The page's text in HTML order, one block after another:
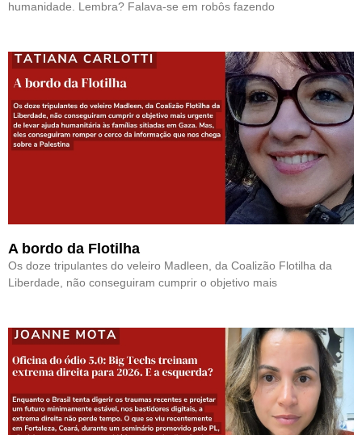
humanidade. Lembra? Falava-se em robôs fazendo
A bordo da Flotilha
Os doze tripulantes do veleiro Madleen, da Coalizão Flotilha da
Liberdade, não conseguiram cumprir o objetivo mais